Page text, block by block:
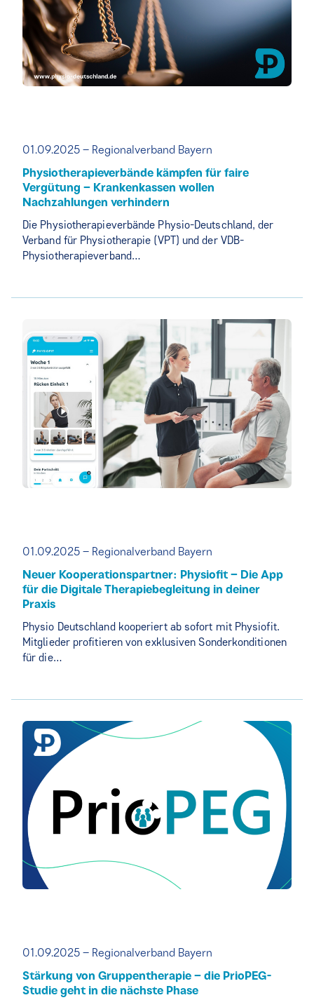
01.09.2025 – Regionalverband Bayern
Physiotherapieverbände kämpfen für faire
Vergütung – Krankenkassen wollen
Nachzahlungen verhindern
Die Physiotherapieverbände Physio-Deutschland, der
Verband für Physiotherapie (VPT) und der VDB-
Physiotherapieverband…
01.09.2025 – Regionalverband Bayern
Neuer Kooperationspartner: Physiofit – Die App
für die Digitale Therapiebegleitung in deiner
Praxis
Physio Deutschland kooperiert ab sofort mit Physiofit.
Mitglieder profitieren von exklusiven Sonderkonditionen
für die…
01.09.2025 – Regionalverband Bayern
Stärkung von Gruppentherapie – die PrioPEG-
Studie geht in die nächste Phase